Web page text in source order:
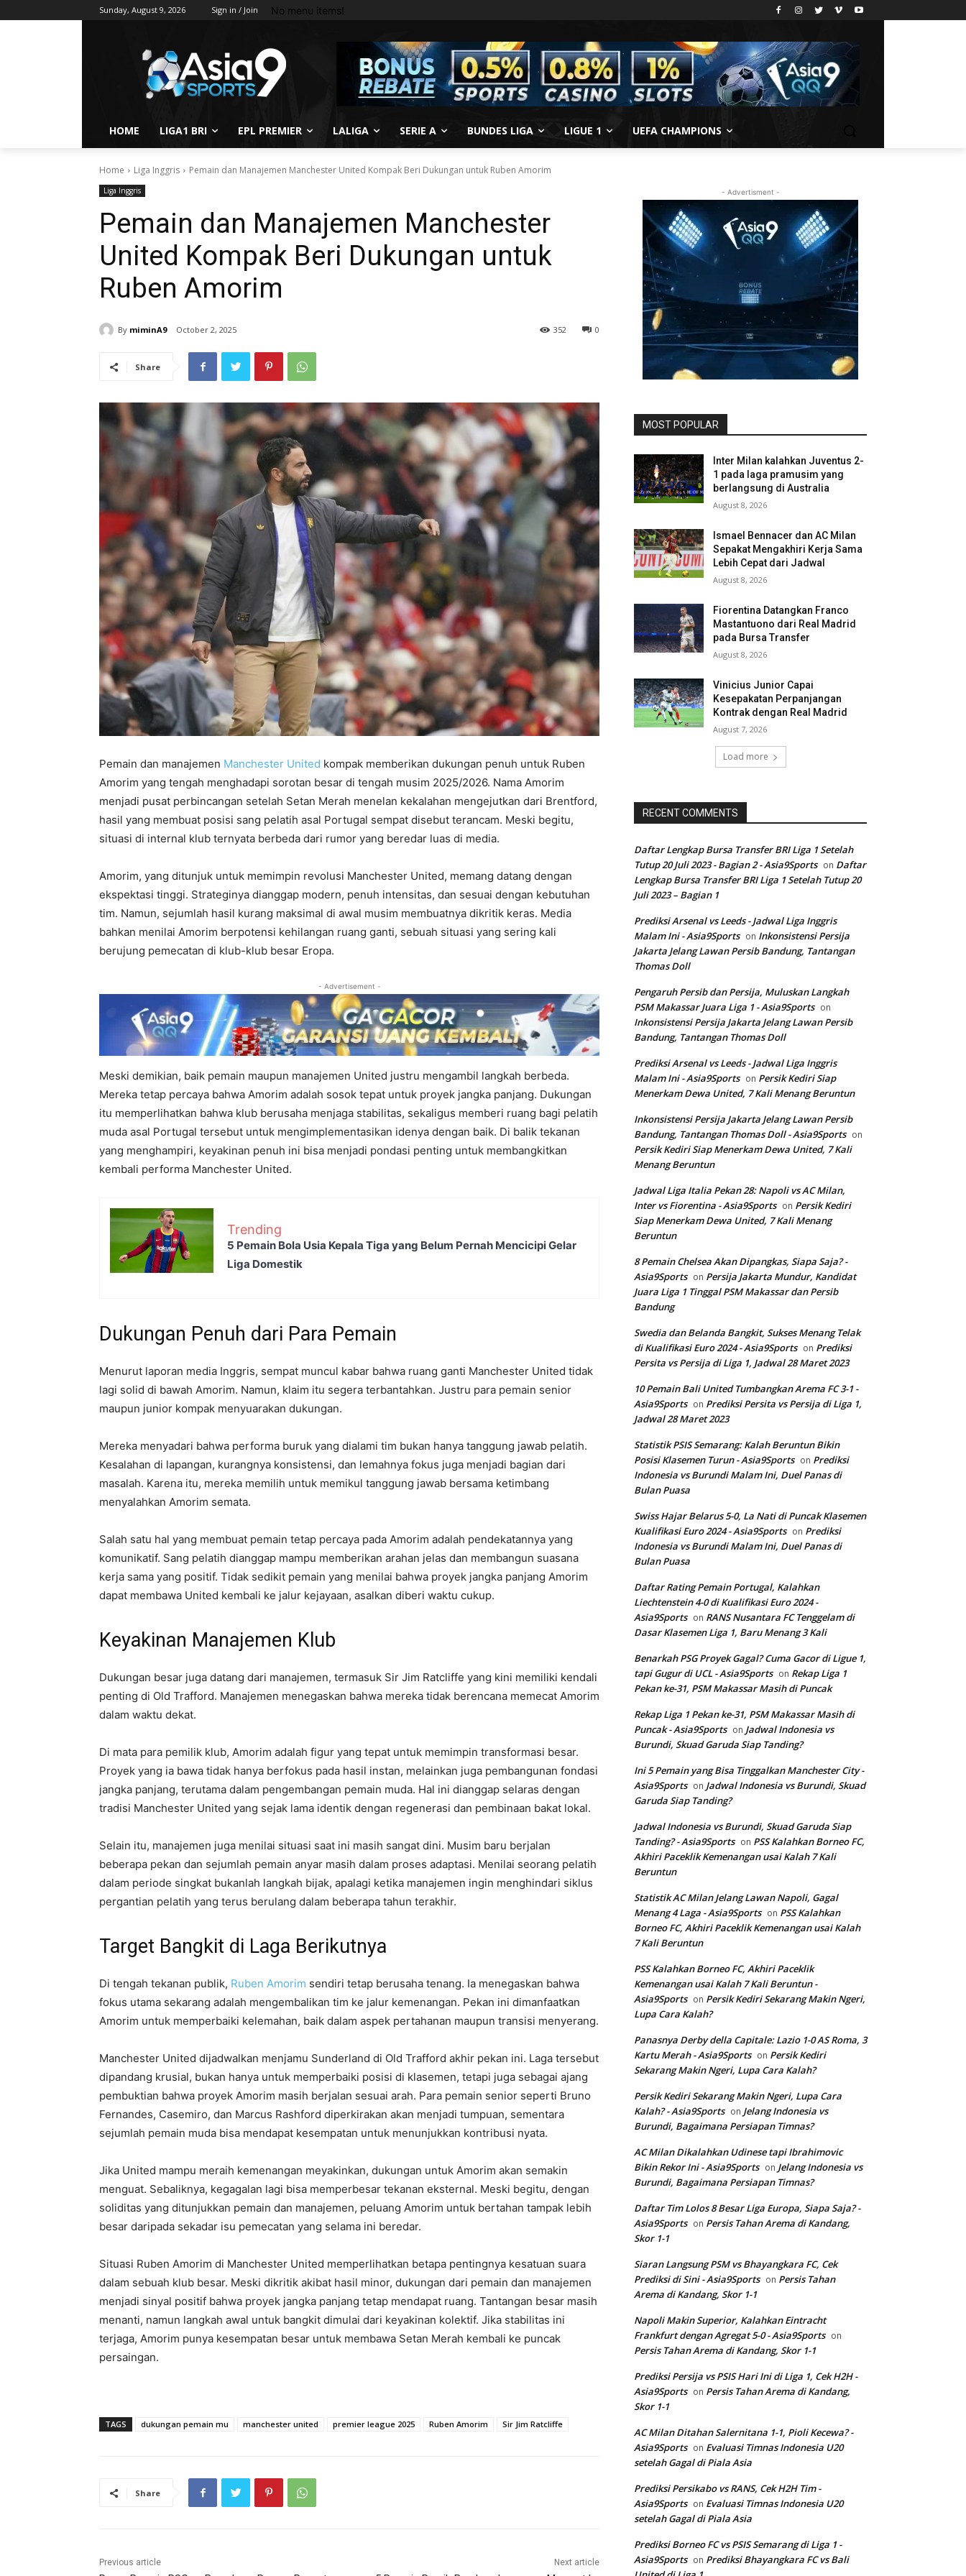
Sunday, August 9, 2026 Sign in / Join No menu items!
HOME LIGA1 BRI EPL PREMIER LALIGA SERIE A BUNDES LIGA LIGUE 1 UEFA CHAMPIONS
Home Liga Inggris Pemain dan Manajemen Manchester United Kompak Beri Dukungan untuk Ruben Amorim
Liga Inggris
Pemain dan Manajemen Manchester
United Kompak Beri Dukungan untuk
Ruben Amorim
By miminA9 October 2, 2025 0
352
Share
Pemain dan manajemen Manchester United kompak memberikan dukungan penuh untuk Ruben
Amorim yang tengah menghadapi sorotan besar di tengah musim 2025/2026. Nama Amorim
menjadi pusat perbincangan setelah Setan Merah menelan kekalahan mengejutkan dari Brentford,
hasil yang membuat posisi sang pelatih asal Portugal sempat disebut terancam. Meski begitu,
situasi di internal klub ternyata berbeda dari rumor yang beredar luas di media.
Amorim, yang ditunjuk untuk memimpin revolusi Manchester United, memang datang dengan
ekspektasi tinggi. Strateginya dianggap modern, penuh intensitas, dan sesuai dengan kebutuhan
tim. Namun, sejumlah hasil kurang maksimal di awal musim membuatnya dikritik keras. Media
bahkan menilai Amorim berpotensi kehilangan ruang ganti, sebuah situasi yang sering kali
berujung pemecatan di klub-klub besar Eropa.
- Advertisement -
Meski demikian, baik pemain maupun manajemen United justru mengambil langkah berbeda.
Mereka tetap percaya bahwa Amorim adalah sosok tepat untuk proyek jangka panjang. Dukungan
itu memperlihatkan bahwa klub berusaha menjaga stabilitas, sekaligus memberi ruang bagi pelatih
muda asal Portugal tersebut untuk mengimplementasikan idenya dengan baik. Di balik tekanan
yang menghampiri, keyakinan penuh ini bisa menjadi pondasi penting untuk membangkitkan
kembali performa Manchester United.
Trending
5 Pemain Bola Usia Kepala Tiga yang Belum Pernah Mencicipi Gelar
Liga Domestik
Dukungan Penuh dari Para Pemain
Menurut laporan media Inggris, sempat muncul kabar bahwa ruang ganti Manchester United tidak
lagi solid di bawah Amorim. Namun, klaim itu segera terbantahkan. Justru para pemain senior
maupun junior kompak menyuarakan dukungan.
Mereka menyadari bahwa performa buruk yang dialami tim bukan hanya tanggung jawab pelatih.
Kesalahan di lapangan, kurangnya konsistensi, dan lemahnya fokus juga menjadi bagian dari
masalah. Karena itu, mereka memilih untuk memikul tanggung jawab bersama ketimbang
menyalahkan Amorim semata.
Salah satu hal yang membuat pemain tetap percaya pada Amorim adalah pendekatannya yang
komunikatif. Sang pelatih dianggap mampu memberikan arahan jelas dan membangun suasana
kerja sama yang positif. Tidak sedikit pemain yang menilai bahwa proyek jangka panjang Amorim
dapat membawa United kembali ke jalur kejayaan, asalkan diberi waktu cukup.
Keyakinan Manajemen Klub
Dukungan besar juga datang dari manajemen, termasuk Sir Jim Ratcliffe yang kini memiliki kendali
penting di Old Trafford. Manajemen menegaskan bahwa mereka tidak berencana memecat Amorim
dalam waktu dekat.
Di mata para pemilik klub, Amorim adalah figur yang tepat untuk memimpin transformasi besar.
Proyek yang ia bawa tidak hanya berfokus pada hasil instan, melainkan juga pembangunan fondasi
jangka panjang, terutama dalam pengembangan pemain muda. Hal ini dianggap selaras dengan
tradisi Manchester United yang sejak lama identik dengan regenerasi dan pembinaan bakat lokal.
Selain itu, manajemen juga menilai situasi saat ini masih sangat dini. Musim baru berjalan
beberapa pekan dan sejumlah pemain anyar masih dalam proses adaptasi. Menilai seorang pelatih
dalam periode singkat bukanlah langkah bijak, apalagi ketika manajemen ingin menghindari siklus
pergantian pelatih yang terus berulang dalam beberapa tahun terakhir.
Target Bangkit di Laga Berikutnya
Di tengah tekanan publik, Ruben Amorim sendiri tetap berusaha tenang. Ia menegaskan bahwa
fokus utama sekarang adalah mengembalikan tim ke jalur kemenangan. Pekan ini dimanfaatkan
Amorim untuk memperbaiki kelemahan, baik dalam aspek pertahanan maupun transisi menyerang.
Manchester United dijadwalkan menjamu Sunderland di Old Trafford akhir pekan ini. Laga tersebut
dipandang krusial, bukan hanya untuk memperbaiki posisi di klasemen, tetapi juga sebagai ajang
pembuktian bahwa proyek Amorim masih berjalan sesuai arah. Para pemain senior seperti Bruno
Fernandes, Casemiro, dan Marcus Rashford diperkirakan akan menjadi tumpuan, sementara
sejumlah pemain muda bisa mendapat kesempatan untuk menunjukkan kontribusi nyata.
Jika United mampu meraih kemenangan meyakinkan, dukungan untuk Amorim akan semakin
menguat. Sebaliknya, kegagalan lagi bisa memperbesar tekanan eksternal. Meski begitu, dengan
soliditas yang ditunjukkan pemain dan manajemen, peluang Amorim untuk bertahan tampak lebih
besar daripada sekadar isu pemecatan yang selama ini beredar.
Situasi Ruben Amorim di Manchester United memperlihatkan betapa pentingnya kesatuan suara
dalam sebuah klub besar. Meski dikritik akibat hasil minor, dukungan dari pemain dan manajemen
menjadi sinyal positif bahwa proyek jangka panjang tetap mendapat ruang. Tantangan besar masih
menanti, namun langkah awal untuk bangkit dimulai dari keyakinan kolektif. Jika stabilitas ini
terjaga, Amorim punya kesempatan besar untuk membawa Setan Merah kembali ke puncak
persaingan.
TAGS dukungan pemain mu manchester united premier league 2025 Ruben Amorim Sir Jim Ratcliffe
Share
Previous article Next article
- Advertisment -
MOST POPULAR
Inter Milan kalahkan Juventus 2-
1 pada laga pramusim yang
berlangsung di Australia
August 8, 2026
Ismael Bennacer dan AC Milan
Sepakat Mengakhiri Kerja Sama
Lebih Cepat dari Jadwal
August 8, 2026
Fiorentina Datangkan Franco
Mastantuono dari Real Madrid
pada Bursa Transfer
August 8, 2026
Vinicius Junior Capai
Kesepakatan Perpanjangan
Kontrak dengan Real Madrid
August 7, 2026
Load more
RECENT COMMENTS
Daftar Lengkap Bursa Transfer BRI Liga 1 Setelah
Tutup 20 Juli 2023 - Bagian 2 - Asia9Sports on Daftar
Lengkap Bursa Transfer BRI Liga 1 Setelah Tutup 20
Juli 2023 – Bagian 1
Prediksi Arsenal vs Leeds - Jadwal Liga Inggris
Malam Ini - Asia9Sports on Inkonsistensi Persija
Jakarta Jelang Lawan Persib Bandung, Tantangan
Thomas Doll
Pengaruh Persib dan Persija, Muluskan Langkah
PSM Makassar Juara Liga 1 - Asia9Sports on
Inkonsistensi Persija Jakarta Jelang Lawan Persib
Bandung, Tantangan Thomas Doll
Prediksi Arsenal vs Leeds - Jadwal Liga Inggris
Malam Ini - Asia9Sports on Persik Kediri Siap
Menerkam Dewa United, 7 Kali Menang Beruntun
Inkonsistensi Persija Jakarta Jelang Lawan Persib
Bandung, Tantangan Thomas Doll - Asia9Sports on
Persik Kediri Siap Menerkam Dewa United, 7 Kali
Menang Beruntun
Jadwal Liga Italia Pekan 28: Napoli vs AC Milan,
Inter vs Fiorentina - Asia9Sports on Persik Kediri
Siap Menerkam Dewa United, 7 Kali Menang
Beruntun
8 Pemain Chelsea Akan Dipangkas, Siapa Saja? -
Asia9Sports on Persija Jakarta Mundur, Kandidat
Juara Liga 1 Tinggal PSM Makassar dan Persib
Bandung
Swedia dan Belanda Bangkit, Sukses Menang Telak
di Kualifikasi Euro 2024 - Asia9Sports on Prediksi
Persita vs Persija di Liga 1, Jadwal 28 Maret 2023
10 Pemain Bali United Tumbangkan Arema FC 3-1 -
Asia9Sports on Prediksi Persita vs Persija di Liga 1,
Jadwal 28 Maret 2023
Statistik PSIS Semarang: Kalah Beruntun Bikin
Posisi Klasemen Turun - Asia9Sports on Prediksi
Indonesia vs Burundi Malam Ini, Duel Panas di
Bulan Puasa
Swiss Hajar Belarus 5-0, La Nati di Puncak Klasemen
Kualifikasi Euro 2024 - Asia9Sports on Prediksi
Indonesia vs Burundi Malam Ini, Duel Panas di
Bulan Puasa
Daftar Rating Pemain Portugal, Kalahkan
Liechtenstein 4-0 di Kualifikasi Euro 2024 -
Asia9Sports on RANS Nusantara FC Tenggelam di
Dasar Klasemen Liga 1, Baru Menang 3 Kali
Benarkah PSG Proyek Gagal? Cuma Gacor di Ligue 1,
tapi Gugur di UCL - Asia9Sports on Rekap Liga 1
Pekan ke-31, PSM Makassar Masih di Puncak
Rekap Liga 1 Pekan ke-31, PSM Makassar Masih di
Puncak - Asia9Sports on Jadwal Indonesia vs
Burundi, Skuad Garuda Siap Tanding?
Ini 5 Pemain yang Bisa Tinggalkan Manchester City -
Asia9Sports on Jadwal Indonesia vs Burundi, Skuad
Garuda Siap Tanding?
Jadwal Indonesia vs Burundi, Skuad Garuda Siap
Tanding? - Asia9Sports on PSS Kalahkan Borneo FC,
Akhiri Paceklik Kemenangan usai Kalah 7 Kali
Beruntun
Statistik AC Milan Jelang Lawan Napoli, Gagal
Menang 4 Laga - Asia9Sports on PSS Kalahkan
Borneo FC, Akhiri Paceklik Kemenangan usai Kalah
7 Kali Beruntun
PSS Kalahkan Borneo FC, Akhiri Paceklik
Kemenangan usai Kalah 7 Kali Beruntun -
Asia9Sports on Persik Kediri Sekarang Makin Ngeri,
Lupa Cara Kalah?
Panasnya Derby della Capitale: Lazio 1-0 AS Roma, 3
Kartu Merah - Asia9Sports on Persik Kediri
Sekarang Makin Ngeri, Lupa Cara Kalah?
Persik Kediri Sekarang Makin Ngeri, Lupa Cara
Kalah? - Asia9Sports on Jelang Indonesia vs
Burundi, Bagaimana Persiapan Timnas?
AC Milan Dikalahkan Udinese tapi Ibrahimovic
Bikin Rekor Ini - Asia9Sports on Jelang Indonesia vs
Burundi, Bagaimana Persiapan Timnas?
Daftar Tim Lolos 8 Besar Liga Europa, Siapa Saja? -
Asia9Sports on Persis Tahan Arema di Kandang,
Skor 1-1
Siaran Langsung PSM vs Bhayangkara FC, Cek
Prediksi di Sini - Asia9Sports on Persis Tahan
Arema di Kandang, Skor 1-1
Napoli Makin Superior, Kalahkan Eintracht
Frankfurt dengan Agregat 5-0 - Asia9Sports on
Persis Tahan Arema di Kandang, Skor 1-1
Prediksi Persija vs PSIS Hari Ini di Liga 1, Cek H2H -
Asia9Sports on Persis Tahan Arema di Kandang,
Skor 1-1
AC Milan Ditahan Salernitana 1-1, Pioli Kecewa? -
Asia9Sports on Evaluasi Timnas Indonesia U20
setelah Gagal di Piala Asia
Prediksi Persikabo vs RANS, Cek H2H Tim -
Asia9Sports on Evaluasi Timnas Indonesia U20
setelah Gagal di Piala Asia
Prediksi Borneo FC vs PSIS Semarang di Liga 1 -
Asia9Sports on Prediksi Bhayangkara FC vs Bali